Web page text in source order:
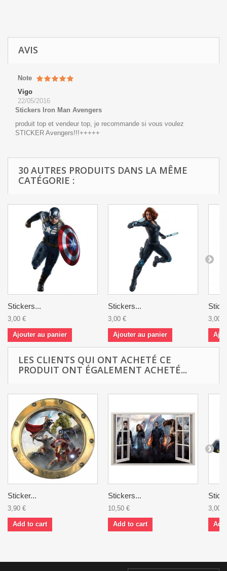
AVIS
Note
Vigo
22/05/2016
Stickers Iron Man Avengers
produit top et vendeur top, je recommande si vous voulez
STICKER Avengers!!!+++++
30 AUTRES PRODUITS DANS LA MÊME
CATÉGORIE :
Stickers...
3,00 €
Ajouter au panier
Stickers...
3,00 €
Ajouter au panier
3,00 €
LES CLIENTS QUI ONT ACHETÉ CE
PRODUIT ONT ÉGALEMENT ACHETÉ...
Sticker...
3,90 €
Add to cart
Stickers...
10,50 €
Add to cart
3,00 €